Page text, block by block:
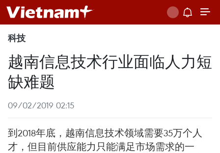
科技
越南信息技术行业面临人力短
缺难题
09/02/2019 02:15
到2018年底，越南信息技术领域需要35万个人
才，但目前供应能力只能满足市场需求的一